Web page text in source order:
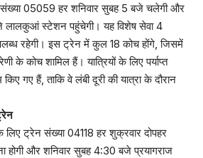
05059 हर शनिवार सुबह 5 बजे चलेगी और
लालकुआं स्टेशन पहुंचेगी। यह विशेष सेवा 4
रहेगी। इस ट्रेन में कुल 18 कोच होंगे, जिसमें
के कोच शामिल हैं। यात्रियों के लिए पर्याप्त
गए हैं, ताकि वे लंबी दूरी की यात्रा के दौरान
लिए ट्रेन संख्या 04118 हर शुक्रवार दोपहर
और शनिवार सुबह 4:30 बजे प्रयागराज